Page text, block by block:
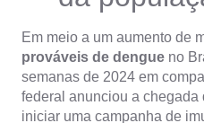
Em meio a um aumento de
prováveis de dengue no
semanas de 2024 em
federal anunciou a chegada
iniciar uma campanha de